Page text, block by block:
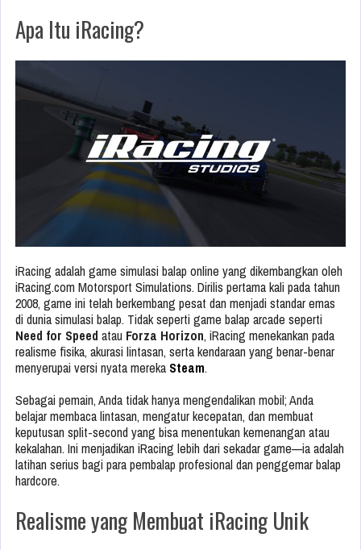
Apa Itu iRacing?
iRacing adalah game simulasi balap online yang dikembangkan oleh
iRacing.com Motorsport Simulations. Dirilis pertama kali pada tahun
2008, game ini telah berkembang pesat dan menjadi standar emas
di dunia simulasi balap. Tidak seperti game balap arcade seperti
Need for Speed atau Forza Horizon, iRacing menekankan pada
realisme fisika, akurasi lintasan, serta kendaraan yang benar-benar
menyerupai versi nyata mereka Steam.
Sebagai pemain, Anda tidak hanya mengendalikan mobil; Anda
belajar membaca lintasan, mengatur kecepatan, dan membuat
keputusan split-second yang bisa menentukan kemenangan atau
kekalahan. Ini menjadikan iRacing lebih dari sekadar game—ia adalah
latihan serius bagi para pembalap profesional dan penggemar balap
hardcore.
Realisme yang Membuat iRacing Unik